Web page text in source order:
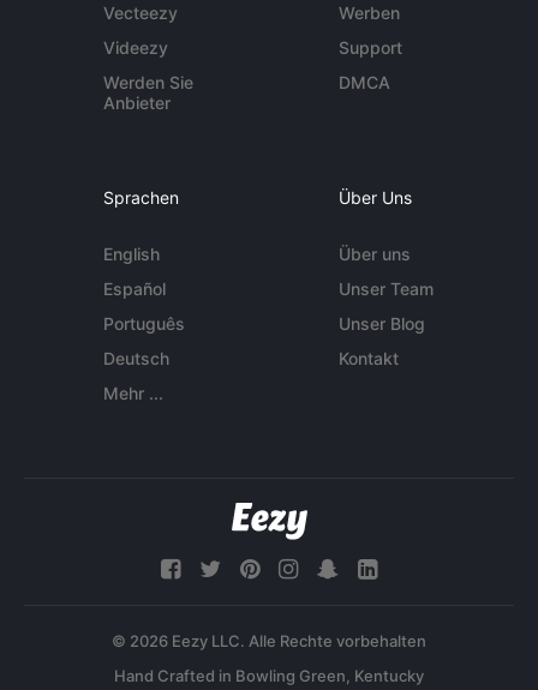
Vecteezy
Videezy
Werden Sie
Anbieter
Werben
Support
DMCA
Sprachen
English
Español
Português
Deutsch
Mehr ...
Über Uns
Über uns
Unser Team
Unser Blog
Kontakt
© 2026 Eezy LLC. Alle Rechte vorbehalten